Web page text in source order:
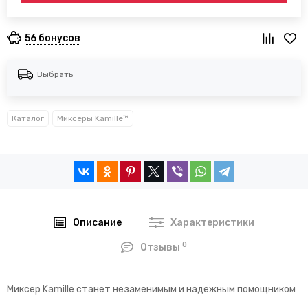
56 бонусов
Выбрать
Каталог Миксеры Kamille™
Описание Характеристики
Отзывы0
Миксер Kamille станет незаменимым и надежным помощником